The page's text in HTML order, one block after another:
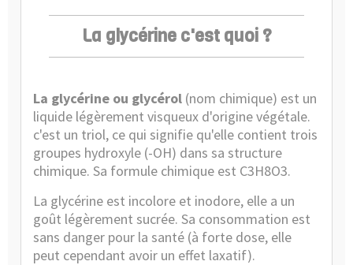
La glycérine c'est quoi ?
La glycérine ou glycérol (nom chimique) est un
liquide légèrement visqueux d'origine végétale.
c'est un triol, ce qui signifie qu'elle contient trois
groupes hydroxyle (-OH) dans sa structure
chimique. Sa formule chimique est C3H8O3.
La glycérine est incolore et inodore, elle a un
goût légèrement sucrée. Sa consommation est
sans danger pour la santé (à forte dose, elle
peut cependant avoir un effet laxatif).